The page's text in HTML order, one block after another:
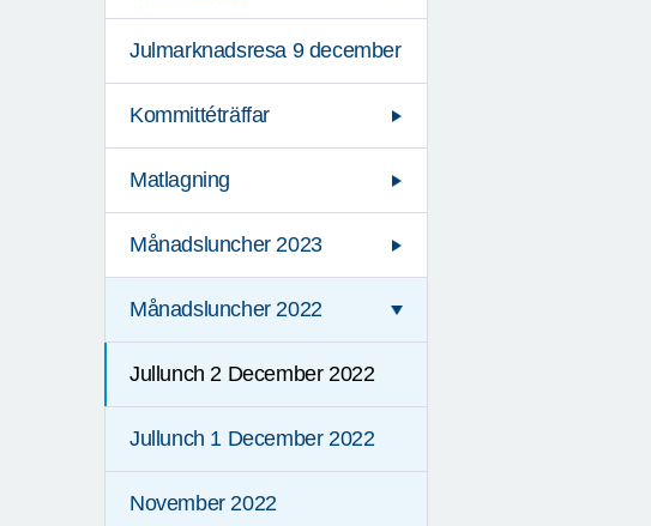
Julmarknadsresa 9 december
Kommittéträffar
Matlagning
Månadsluncher 2023
Månadsluncher 2022
Jullunch 2 December 2022
Jullunch 1 December 2022
November 2022